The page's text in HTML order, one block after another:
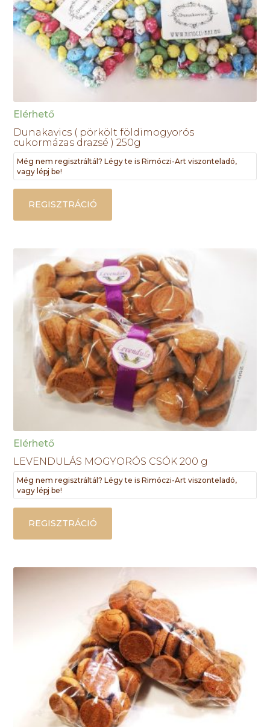
Elérhető
Dunakavics ( pörkölt földimogyorós
cukormázas drazsé ) 250g
Még nem regisztráltál? Légy te is Rimóczi-Art viszonteladó,
vagy lépj be!
REGISZTRÁCIÓ
Elérhető
LEVENDULÁS MOGYORÓS CSÓK 200 g
Még nem regisztráltál? Légy te is Rimóczi-Art viszonteladó,
vagy lépj be!
REGISZTRÁCIÓ